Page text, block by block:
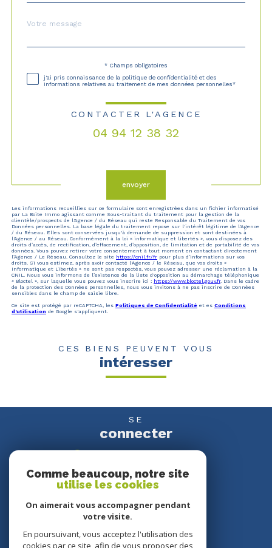
Fieldset
Message
*
* Champs obligatoires
j'ai pris connaissance de la politique de confidentialité et des
informations relatives au traitement de mes données personnelles*
CONTACTER L'AGENCE
04 94 12 38 32
envoyer
Les informations recueillies sur ce formulaire sont enregistrées dans un fichier informatisé
par La Boite Immo agissant comme Sous-traitant du traitement pour la gestion de la
clientèle/prospects de l'Agence / du Réseau qui reste Responsable du Traitement de vos
Données personnelles. La base légale du traitement repose sur l'intérêt légitime de l'Agence
/ du Réseau. Elles sont conservées jusqu'à demande de suppression et sont destinées à
l'Agence / au Réseau. Conformément à la loi « informatique et libertés », vous disposez des
droits d’accès, de rectification, d’effacement, d’opposition, de limitation et de portabilité de vos
données. Vous pouvez retirer votre consentement à tout moment en contactant directement
l’Agence / Le Réseau. Consultez le site https://cnil.fr/fr pour plus d’informations sur vos
droits. Si vous estimez, après avoir contacté l'Agence / le Réseau, que vos droits «
Informatique et Libertés » ne sont pas respectés, vous pouvez adresser une réclamation à la
CNIL. Nous vous informons de l’existence de la liste d'opposition au démarchage téléphonique
« Bloctel », sur laquelle vous pouvez vous inscrire ici : https://www.bloctel.gouv.fr. Dans le cadre
de la protection des Données personnelles, nous vous invitons à ne pas inscrire de Données
sensibles dans le champ de saisie libre.
Ce site est protégé par reCAPTCHA, les Politiques de Confidentialité et es Conditions
d'utilisation de Google s'appliquent.
CES BIENS PEUVENT VOUS
intéresser
SE
connecter
espace propriétaire
NOUS
Comme beaucoup, notre site
utilise les cookies
On aimerait vous accompagner pendant
votre visite.
En poursuivant, vous acceptez l'utilisation des
cookies par ce site, afin de vous proposer des